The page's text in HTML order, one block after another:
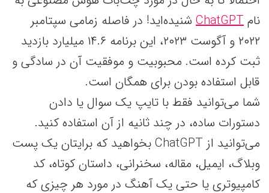
نامChatGPT شنیده‌اید! در فاصله زمامی سپتامبر
۲۰۲۲ و آگوست ۲۰۲۳، این برنامه ۱۴.۶ میلیارد بازدید
ثبت کرده است. محبوبیت و موفقیت آن در سادگی و
قابل استفاده بودن برای همگان است.
شما می‌توانید فقط با تایپ یک سوال یا دادن
دستورات ساده، در چند ثانیه از آن استفاده کنید.
می‌توانید از ChatGPT بخواهید که برایتان یک پست
وبلاگ، ایمیل، مقاله، سخنرانی، داستان کوتاه، کد
کامپیوتری یا حتی یک آهنگ در مورد هر چیزی که